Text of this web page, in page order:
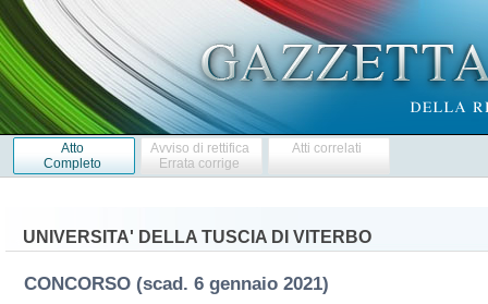
Atto
Completo
Avviso di rettifica
Errata corrige
Atti correlati
UNIVERSITA' DELLA TUSCIA DI VITERBO
CONCORSO (scad. 6 gennaio 2021)